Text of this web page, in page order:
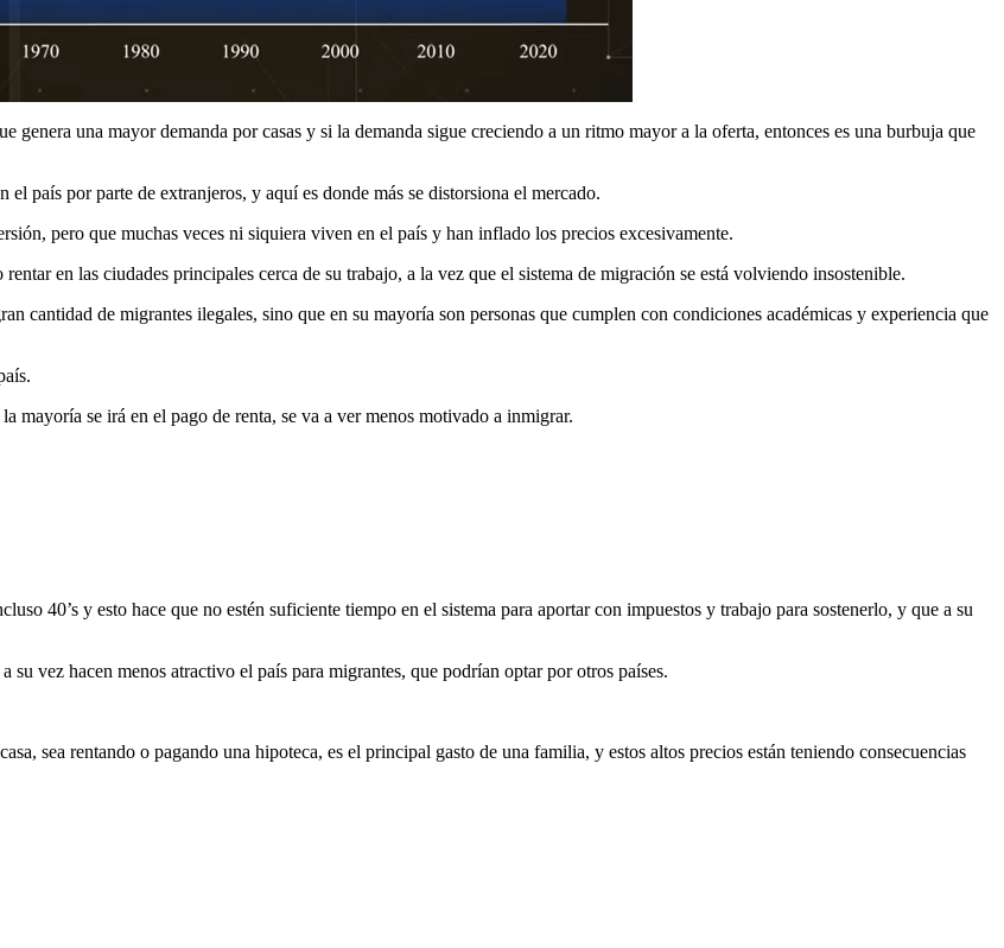
genera una mayor demanda por casas y si la demanda sigue creciendo a un ritmo mayor a la oferta, entonces es una burbuja que
país por parte de extranjeros, y aquí es donde más se distorsiona el mercado.
pero que muchas veces ni siquiera viven en el país y han inflado los precios excesivamente.
en las ciudades principales cerca de su trabajo, a la vez que el sistema de migración se está volviendo insostenible.
cantidad de migrantes ilegales, sino que en su mayoría son personas que cumplen con condiciones académicas y experiencia que
se irá en el pago de renta, se va a ver menos motivado a inmigrar.
40’s y esto hace que no estén suficiente tiempo en el sistema para aportar con impuestos y trabajo para sostenerlo, y que a su
su vez hacen menos atractivo el país para migrantes, que podrían optar por otros países.
sea rentando o pagando una hipoteca, es el principal gasto de una familia, y estos altos precios están teniendo consecuencias